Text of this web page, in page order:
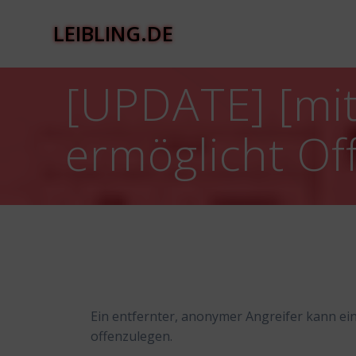
LEIBLING.DE
[UPDATE]
ermöglicht
Ein entfernter, anonymer Angreifer kann
offenzulegen.